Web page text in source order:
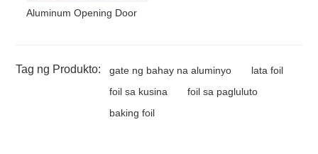
Aluminum Opening Door
Tag ng Produkto: gate ng bahay na aluminyo
lata foil
foil sa kusina
foil sa pagluluto
baking foil